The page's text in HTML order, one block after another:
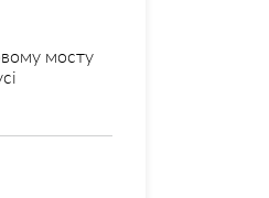
мосту